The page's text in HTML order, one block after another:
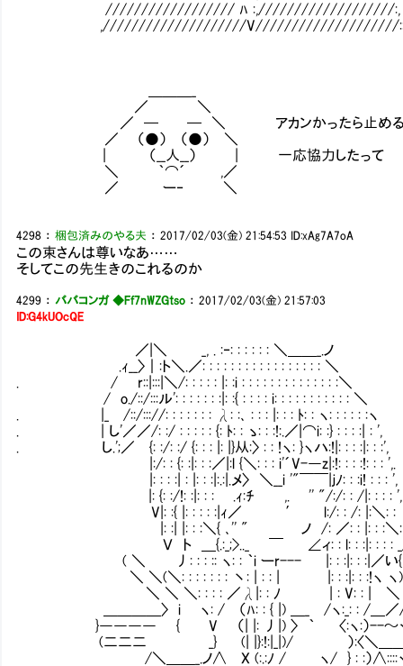
////////////////// ﾊ :,///////////////////:,
,////////////////////V////////////////////
／ ＼
／ ─ ─ ＼ アカンかったら止めるから。
／ （●） （●） ＼
| （__人__） | 一応協力したって
＼ ｀⌒´ ,／
／ ー‐ ＼
4298 ：梱包済みのやる夫 ：2017/02/03(金) 21:54:53 ID:xAg7A7oA
この束さんは尊いなあ……
そしてこの先生きのこれるのか
4299 ： ババコンガ ◆Ff7nWZGtso ：2017/02/03(金) 21:57:03
ID:G4kUOcQE
／|＼ _, . :‐: : : : : : ＼＿＿_.ノ
.ｨ__〉｜:ト＼.／: : : : : : : : : : : : : : : : : ＼
. / r::|:::|＼/: : : : : |: :i : : : : : : : : : : : : : :＼
/ o./::/:::ル': : : : : : :|: :{ : : : : i: : : : : : : : : : : ＼ そ
. |_ /::/::://: : : : : : : λ: :､ : : : |: : : ﾄ: : ヽ: : : : : :ヽ
. | し'／／/: :/ : : : : : {: ﾄ: : ゝ: : :!:.／|⌒i: :} : : : :| : ',
. し.';／ {: :/: :/ {: : : |: |}从:〉 : : !ヽ: }ヽハ:!|: : : :|: : :',
|:/: : {: :|: : :／|:l {＼: : : i'´V-―z|:!: : : :!: : : ',. /
|: : : :| : |: : :|:.:|.メ〉 ＼__i '"￣￣|ｊﾉ: : :i!
|: {: :/!: :|: : :Ⅳ .ｨ:ﾁ ,. '' "/:/: : /|: : : : ', {
V|: :{ |: : : : :|ｨ／ ′ l:/: : /: |:＼: : 丶
|: :| |: : :＼{ ､'' " ノ /: ／: : |: : :＼: :ﾉ
Ｖ ト ＿{.:_;>.._ ￣ ∠ィ: : l: : :|: : : :
( ＼ 丿: : : :: ヽ: : ｀i ーr--- |: : :|: : :|
＼ ＼(＼: : : : : : : 丶: | : : | |: : :|: : :!ヽ ヽ)ヽ
＼ ＼ ＼: : : : ／λ|: : ﾉ | : V: : | ＼ う
＿＿＿＿〉 i ヽ: / （ﾊ: : { |) ＿_ /ヽ:_: : /＿
}―――― { V （| |: 丿|) 〉 ｀ 〈:ヽ:）--
(二二二 _} (| |}:!:|_|)/ ）:〈＼＿＿_
/＼＿＿_.ノ∧ X (:.:ﾉ / ヽ/ } : :）∧::::